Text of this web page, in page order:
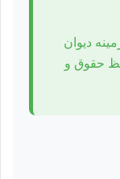
دیوان
حقوق و